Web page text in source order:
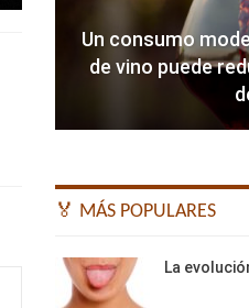
Un consumo
de vino puede
🏅 MÁS POPULARES
La